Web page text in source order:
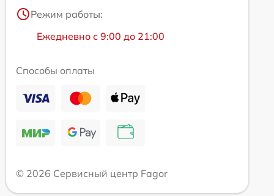
Режим работы:
Ежедневно с 9:00 до 21:00
Способы оплаты
© 2026 Сервисный центр Fagor